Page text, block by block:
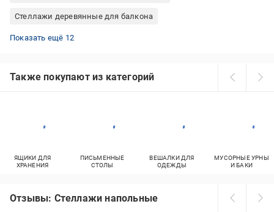
Стеллажи деревянные для балкона
Стеллажи деревянные для кухни
Стеллажи металлические для дома
Стеллажи розборные металлические
Стеллажи настенные для дома
Стеллажи пристенные для дома
Стеллажи настенные для книг
Стеллажи деревянные для дома
Стеллажи Меткас металлические
Стеллажи пристенные для книг
Стеллажи пристенные металлические
Стеллажи металлические для гаража
Стеллажи деревянные для книг
Показать ещё 12
Также покупают из категорий
ЯЩИКИ ДЛЯ
ХРАНЕНИЯ
ПИСЬМЕННЫЕ
СТОЛЫ
ВЕШАЛКИ ДЛЯ
ОДЕЖДЫ
МУСОРНЫЕ УРНЫ
И БАКИ
Отзывы: Стеллажи напольные